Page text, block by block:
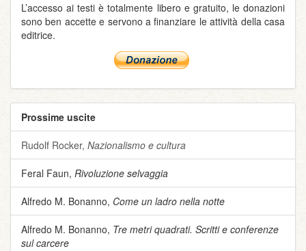
L’accesso ai testi è totalmente libero e gratuito, le donazioni
sono ben accette e servono a finanziare le attività della casa
editrice.
Prossime uscite
Rudolf Rocker, Nazionalismo e cultura
Feral Faun, Rivoluzione selvaggia
Alfredo M. Bonanno, Come un ladro nella notte
Alfredo M. Bonanno, Tre metri quadrati. Scritti e conferenze
sul carcere